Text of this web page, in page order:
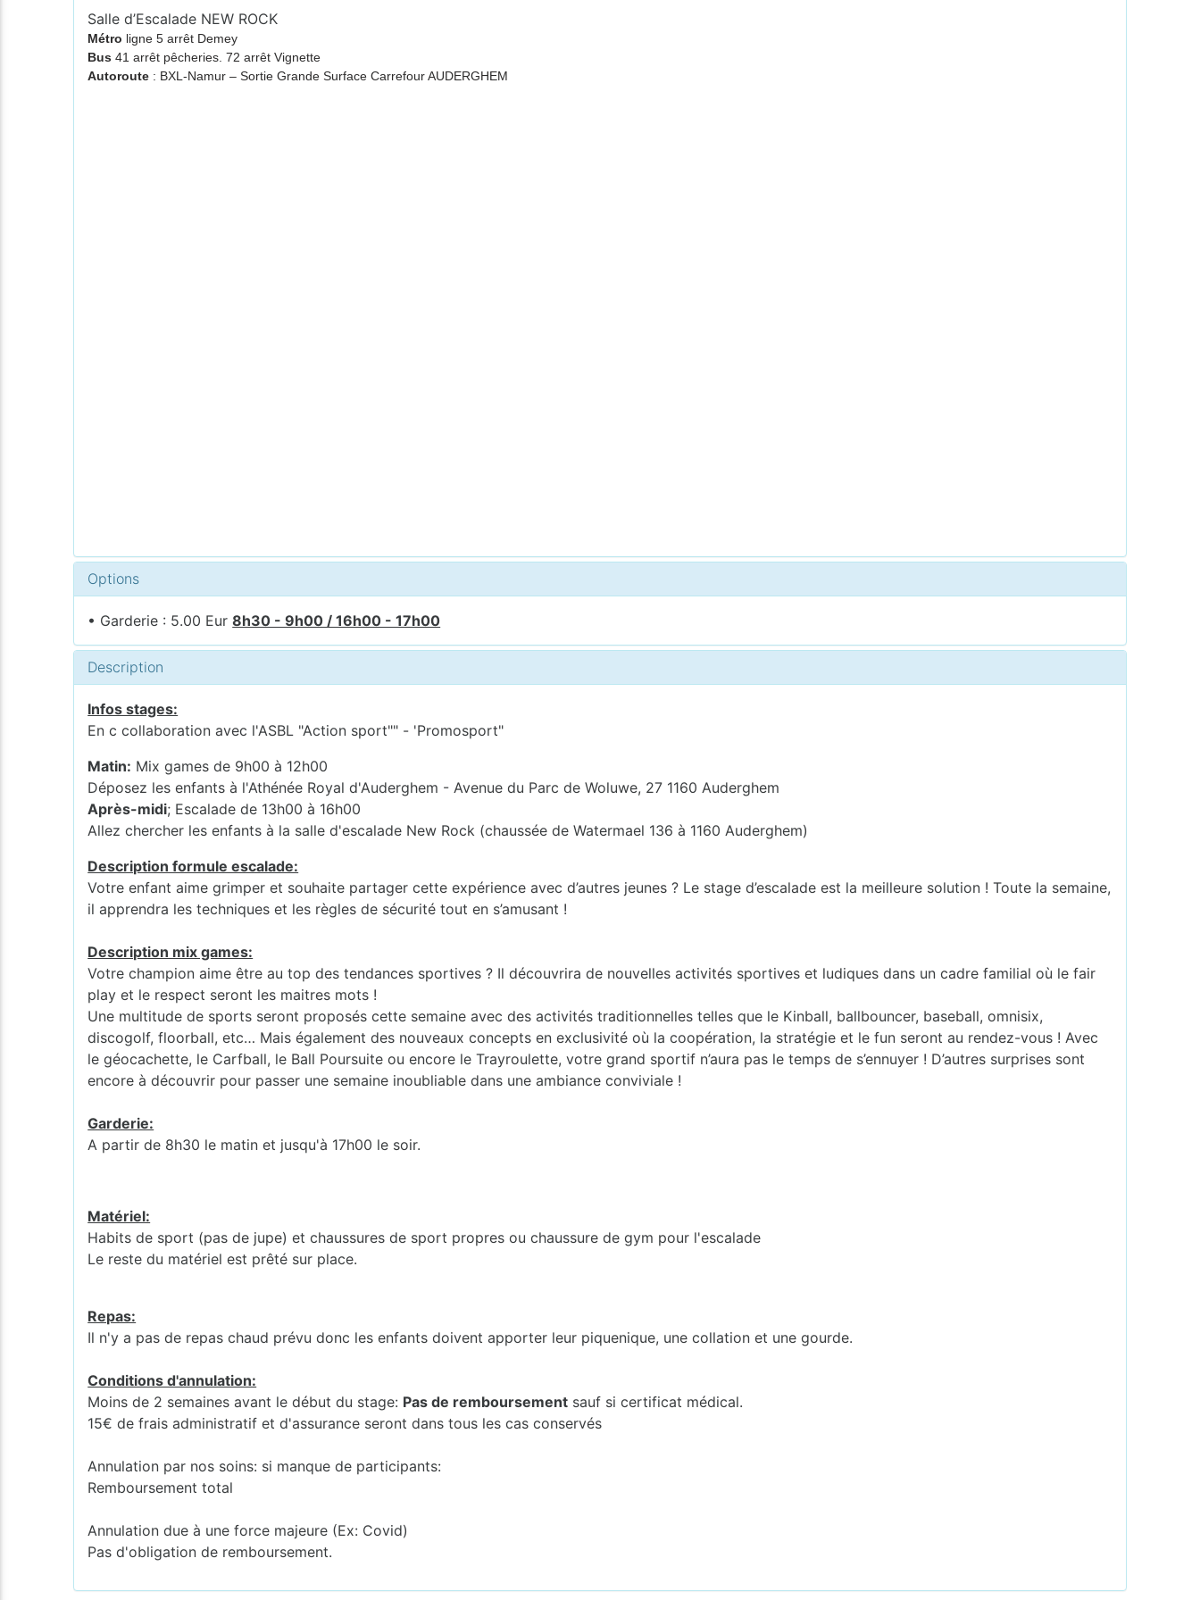
Salle d’Escalade NEW ROCK
Métro ligne 5 arrêt Demey
Bus 41 arrêt pêcheries. 72 arrêt Vignette
Autoroute : BXL-Namur – Sortie Grande Surface Carrefour AUDERGHEM
Options
• Garderie : 5.00 Eur8h30 - 9h00 / 16h00 - 17h00
Description
Infos stages:
En c collaboration avec l'ASBL "Action sport"" - 'Promosport"
Matin: Mix games de 9h00 à 12h00
Déposez les enfants à l'Athénée Royal d'Auderghem - Avenue du Parc de Woluwe, 27 1160 Auderghem
Après-midi; Escalade de 13h00 à 16h00
Allez chercher les enfants à la salle d'escalade New Rock (chaussée de Watermael 136 à 1160 Auderghem)
Description formule escalade:
Votre enfant aime grimper et souhaite partager cette expérience avec d’autres jeunes ? Le stage d’escalade est la meilleure solution ! Toute la semaine,
il apprendra les techniques et les règles de sécurité tout en s’amusant !
Description mix games:
Votre champion aime être au top des tendances sportives ? Il découvrira de nouvelles activités sportives et ludiques dans un cadre familial où le fair
play et le respect seront les maitres mots !
Une multitude de sports seront proposés cette semaine avec des activités traditionnelles telles que le Kinball, ballbouncer, baseball, omnisix,
discogolf, floorball, etc… Mais également des nouveaux concepts en exclusivité où la coopération, la stratégie et le fun seront au rendez-vous ! Avec
le géocachette, le Carfball, le Ball Poursuite ou encore le Trayroulette, votre grand sportif n’aura pas le temps de s’ennuyer ! D’autres surprises sont
encore à découvrir pour passer une semaine inoubliable dans une ambiance conviviale !
Garderie:
A partir de 8h30 le matin et jusqu'à 17h00 le soir.
Matériel:
Habits de sport (pas de jupe) et chaussures de sport propres ou chaussure de gym pour l'escalade
Le reste du matériel est prêté sur place.
Repas:
Il n'y a pas de repas chaud prévu donc les enfants doivent apporter leur piquenique, une collation et une gourde.
Conditions d'annulation:
Moins de 2 semaines avant le début du stage: Pas de remboursement sauf si certificat médical.
15€ de frais administratif et d'assurance seront dans tous les cas conservés
Annulation par nos soins: si manque de participants:
Remboursement total
Annulation due à une force majeure (Ex: Covid)
Pas d'obligation de remboursement.